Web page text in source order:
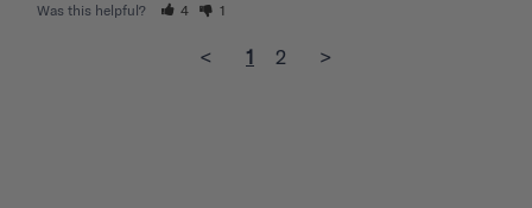
Was this helpful? 4 1
< 1 2 >